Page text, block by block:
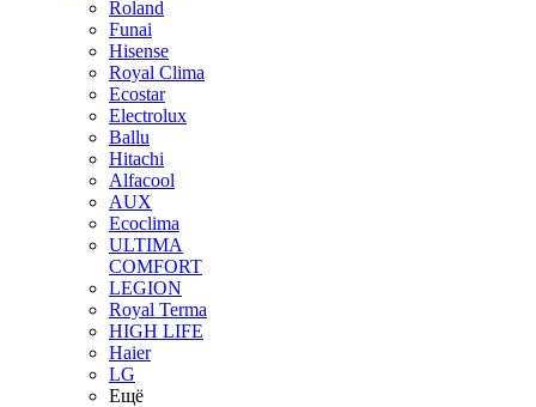
Roland
Funai
Hisense
Royal Clima
Ecostar
Electrolux
Ballu
Hitachi
Alfacool
AUX
Ecoclima
ULTIMA
COMFORT
LEGION
Royal Terma
HIGH LIFE
Haier
LG
Ещё